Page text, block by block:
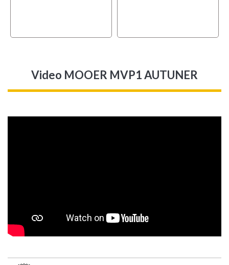
Video MOOER MVP1 AUTUNER